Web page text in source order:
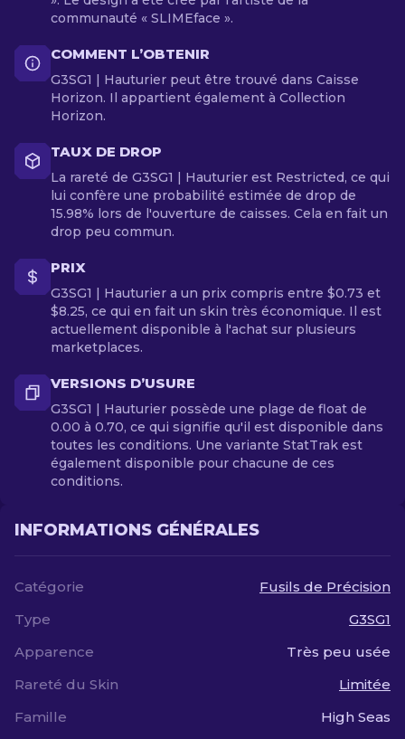
communauté « SLIMEface ».
COMMENT L’OBTENIR
G3SG1 | Hauturier peut être trouvé dans Caisse
Horizon. Il appartient également à Collection
Horizon.
TAUX DE DROP
La rareté de G3SG1 | Hauturier est Restricted, ce qui
lui confère une probabilité estimée de drop de
15.98% lors de l'ouverture de caisses. Cela en fait un
drop peu commun.
PRIX
G3SG1 | Hauturier a un prix compris entre $0.73 et
$8.25, ce qui en fait un skin très économique. Il est
actuellement disponible à l'achat sur plusieurs
marketplaces.
VERSIONS D’USURE
G3SG1 | Hauturier possède une plage de float de
0.00 à 0.70, ce qui signifie qu'il est disponible dans
toutes les conditions. Une variante StatTrak est
également disponible pour chacune de ces
conditions.
INFORMATIONS GÉNÉRALES
Catégorie
Fusils de Précision
Type
G3SG1
Apparence
Très peu usée
Rareté du Skin
Limitée
Famille
High Seas